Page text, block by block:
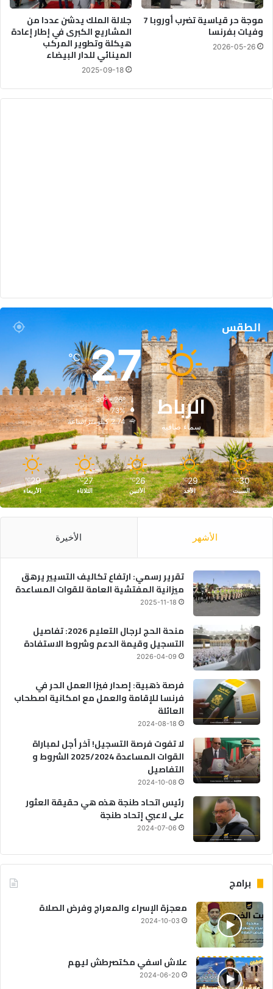
موجة حر قياسية تضرب أوروبا 7
وفيات بفرنسا
2026-05-26
جلالة الملك يدشن عددا من
المشاريع الكبرى في إطار إعادة
هيكلة وتطوير المركب
المينائي للدار البيضاء
2025-09-18
الطقس
الرباط
سماء صافية
27
℃
30º - 26º
73%
2.74 كيلومتر/ساعة
30
℃
السبت
29
℃
الأحد
26
℃
الأثنين
27
℃
الثلاثاء
29
℃
الأربعاء
الأشهر الأخيرة
تقرير رسمي: ارتفاع تكاليف التسيير يرهق
ميزانية المفتشية العامة للقوات المساعدة
2025-11-18
منحة الحج لرجال التعليم 2026: تفاصيل
التسجيل وقيمة الدعم وشروط الاستفادة
2026-04-09
فرصة ذهبية: إصدار فيزا العمل الحر في
فرنسا للإقامة والعمل مع امكانية اصطحاب
العائلة
2024-08-18
لا تفوت فرصة التسجيل! آخر أجل لمباراة
القوات المساعدة 2025/2024 الشروط و
التفاصيل
2024-10-08
رئيس اتحاد طنجة هذه هي حقيقة العثور
على لاعبي إتحاد طنجة
2024-07-06
برامج
معجزة الإسراء والمعراج وفرض الصلاة
2024-10-03
علاش اسفي مكتصرطش ليهم
2024-06-20